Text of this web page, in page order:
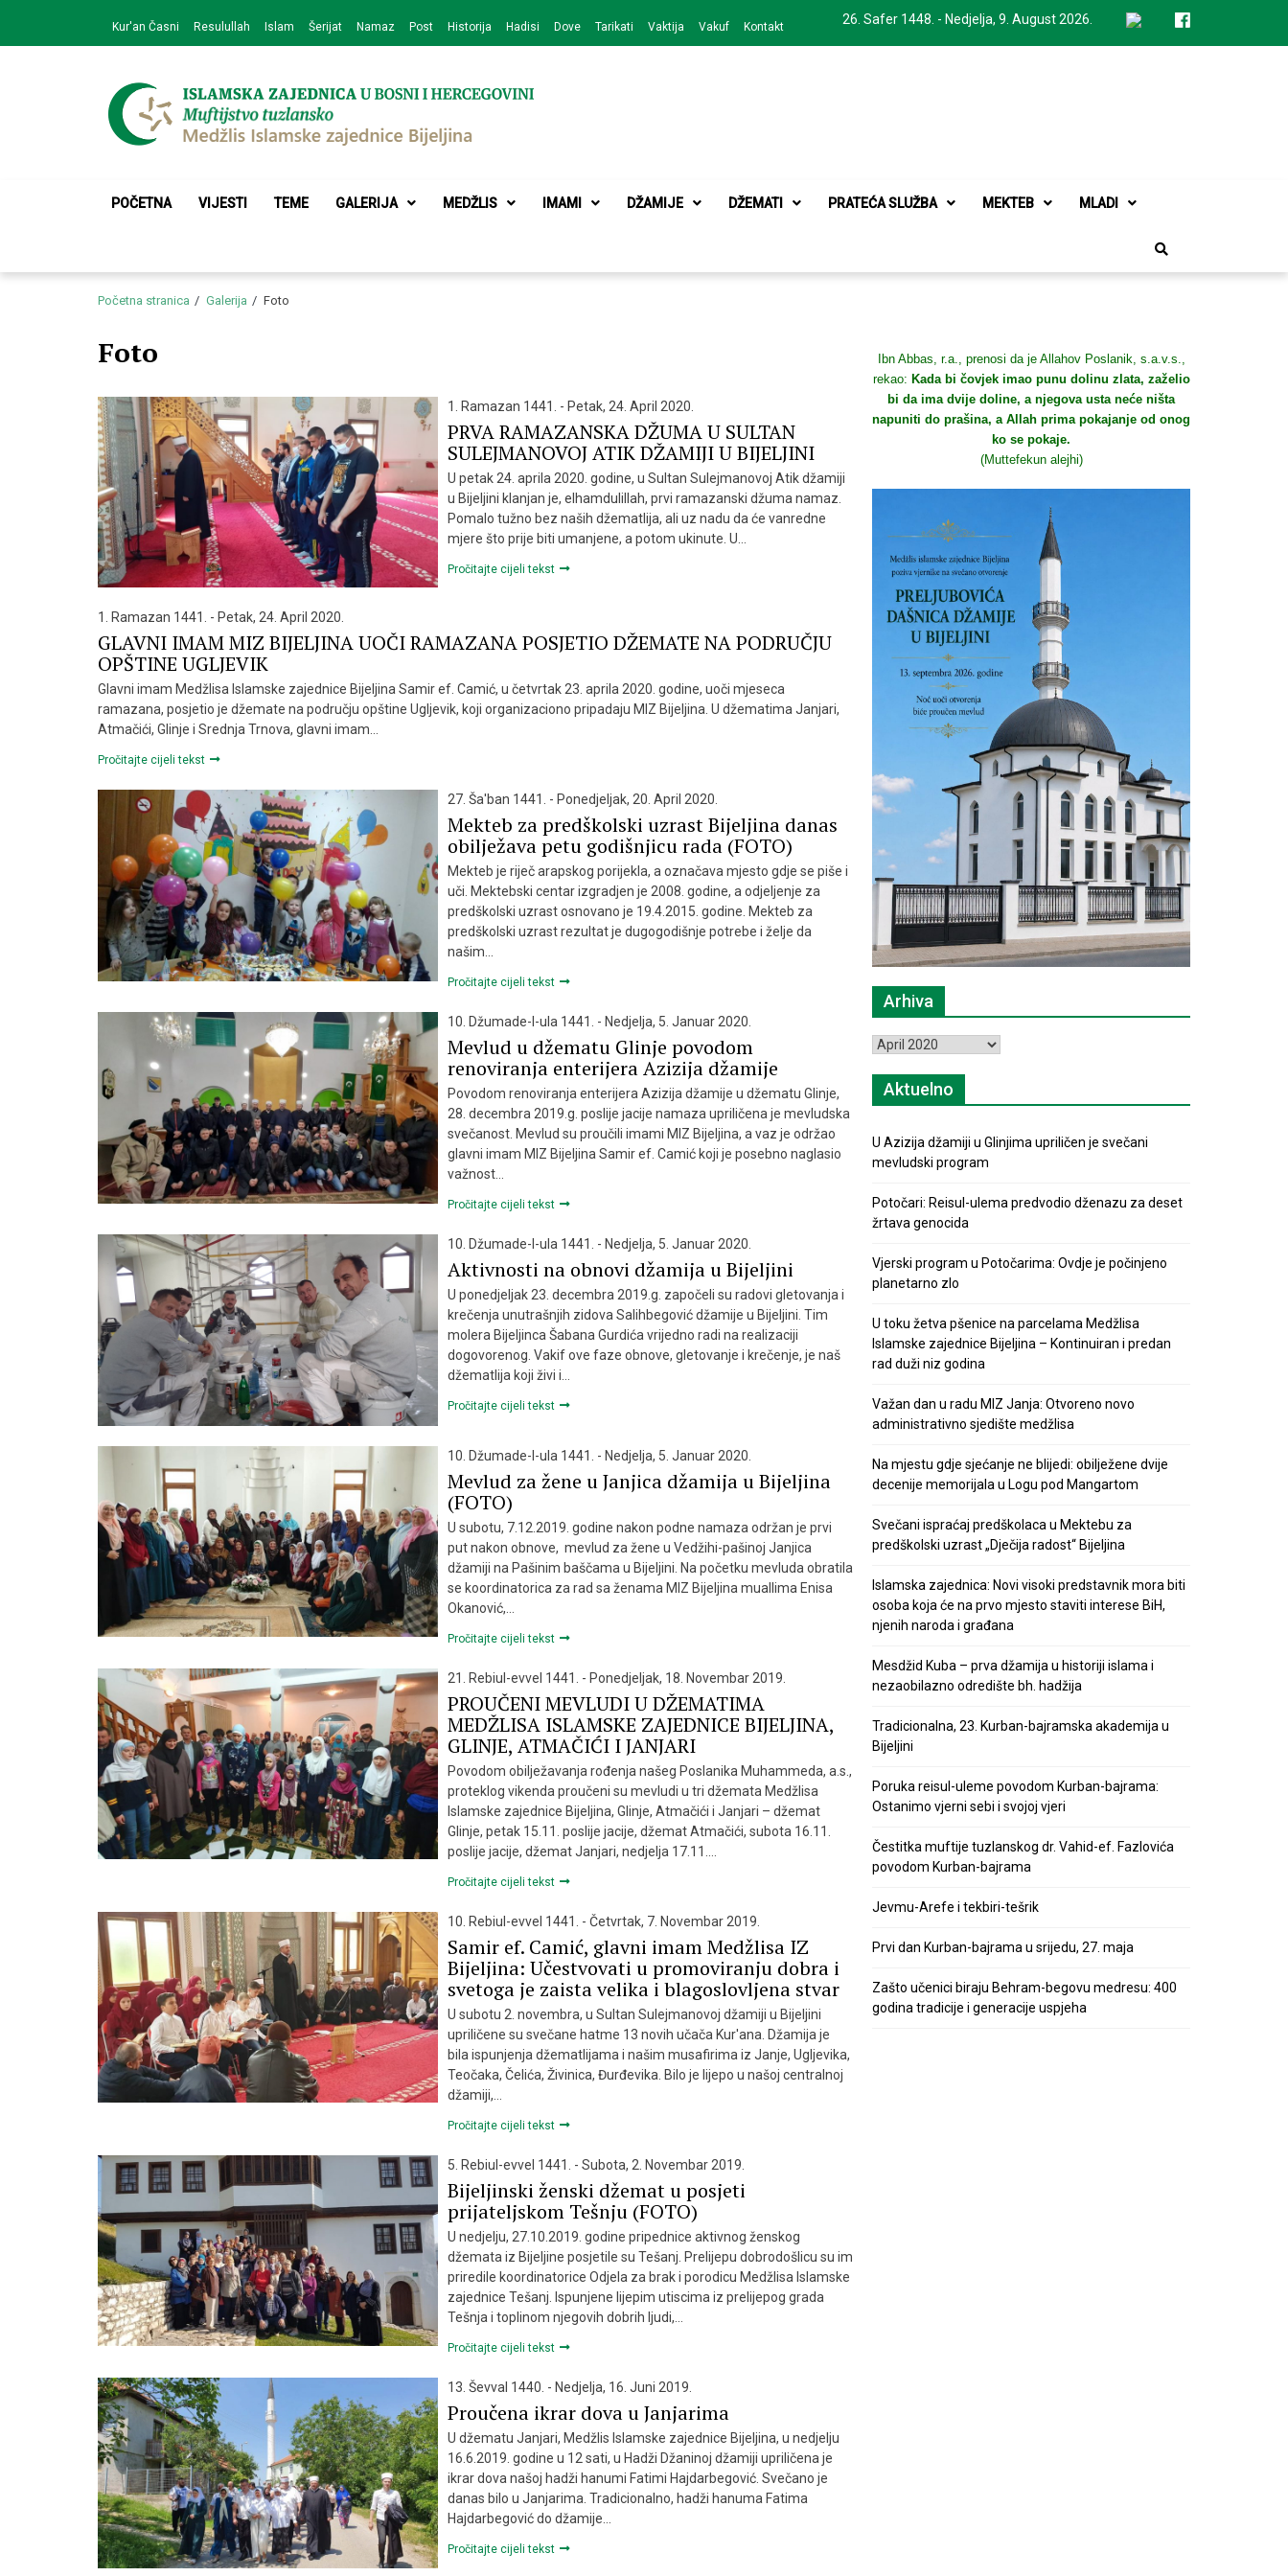
navigation
content
26. Safer 1448. - Nedjelja, 9. August 2026.
Kur'an Časni Resulullah Islam Šerijat Namaz Post Historija Hadisi Dove Tarikati Vaktija Vakuf Kontakt
Medžlis Islamske zajednice Bijeljina
POČETNA VIJESTI TEME GALERIJA MEDŽLIS IMAMI DŽAMIJE DŽEMATI PRATEĆA SLUŽBA MEKTEB MLADI
Početna stranica Galerija Foto
Foto
1. Ramazan 1441. - Petak, 24. April 2020.
PRVA RAMAZANSKA DŽUMA U SULTAN
SULEJMANOVOJ ATIK DŽAMIJI U BIJELJINI
U petak 24. aprila 2020. godine, u Sultan Sulejmanovoj Atik džamiji
u Bijeljini klanjan je, elhamdulillah, prvi ramazanski džuma namaz.
Pomalo tužno bez naših džematlija, ali uz nadu da će vanredne
mjere što prije biti umanjene, a potom ukinute. U…
Pročitajte cijeli tekst
1. Ramazan 1441. - Petak, 24. April 2020.
GLAVNI IMAM MIZ BIJELJINA UOČI RAMAZANA POSJETIO DŽEMATE NA PODRUČJU
OPŠTINE UGLJEVIK
Glavni imam Medžlisa Islamske zajednice Bijeljina Samir ef. Camić, u četvrtak 23. aprila 2020. godine, uoči mjeseca
ramazana, posjetio je džemate na području opštine Ugljevik, koji organizaciono pripadaju MIZ Bijeljina. U džematima Janjari,
Atmačići, Glinje i Srednja Trnova, glavni imam…
Pročitajte cijeli tekst
27. Ša'ban 1441. - Ponedjeljak, 20. April 2020.
Mekteb za predškolski uzrast Bijeljina danas
obilježava petu godišnjicu rada (FOTO)
Mekteb je riječ arapskog porijekla, a označava mjesto gdje se piše i
uči. Mektebski centar izgradjen je 2008. godine, a odjeljenje za
predškolski uzrast osnovano je 19.4.2015. godine. Mekteb za
predškolski uzrast rezultat je dugogodišnje potrebe i želje da
našim…
Pročitajte cijeli tekst
10. Džumade-l-ula 1441. - Nedjelja, 5. Januar 2020.
Mevlud u džematu Glinje povodom
renoviranja enterijera Azizija džamije
Povodom renoviranja enterijera Azizija džamije u džematu Glinje,
28. decembra 2019.g. poslije jacije namaza upriličena je mevludska
svečanost. Mevlud su proučili imami MIZ Bijeljina, a vaz je održao
glavni imam MIZ Bijeljina Samir ef. Camić koji je posebno naglasio
važnost…
Pročitajte cijeli tekst
10. Džumade-l-ula 1441. - Nedjelja, 5. Januar 2020.
Aktivnosti na obnovi džamija u Bijeljini
U ponedjeljak 23. decembra 2019.g. započeli su radovi gletovanja i
krečenja unutrašnjih zidova Salihbegović džamije u Bijeljini. Tim
molera Bijeljinca Šabana Gurdića vrijedno radi na realizaciji
dogovorenog. Vakif ove faze obnove, gletovanje i krečenje, je naš
džematlija koji živi i…
Pročitajte cijeli tekst
10. Džumade-l-ula 1441. - Nedjelja, 5. Januar 2020.
Mevlud za žene u Janjica džamija u Bijeljina
(FOTO)
U subotu, 7.12.2019. godine nakon podne namaza održan je prvi
put nakon obnove, mevlud za žene u Vedžihi-pašinoj Janjica
džamiji na Pašinim baščama u Bijeljini. Na početku mevluda obratila
se koordinatorica za rad sa ženama MIZ Bijeljina muallima Enisa
Okanović,…
Pročitajte cijeli tekst
21. Rebiul-evvel 1441. - Ponedjeljak, 18. Novembar 2019.
PROUČENI MEVLUDI U DŽEMATIMA
MEDŽLISA ISLAMSKE ZAJEDNICE BIJELJINA,
GLINJE, ATMAČIĆI I JANJARI
Povodom obilježavanja rođenja našeg Poslanika Muhammeda, a.s.,
proteklog vikenda proučeni su mevludi u tri džemata Medžlisa
Islamske zajednice Bijeljina, Glinje, Atmačići i Janjari – džemat
Glinje, petak 15.11. poslije jacije, džemat Atmačići, subota 16.11.
poslije jacije, džemat Janjari, nedjelja 17.11….
Pročitajte cijeli tekst
10. Rebiul-evvel 1441. - Četvrtak, 7. Novembar 2019.
Samir ef. Camić, glavni imam Medžlisa IZ
Bijeljina: Učestvovati u promoviranju dobra i
svetoga je zaista velika i blagoslovljena stvar
U subotu 2. novembra, u Sultan Sulejmanovoj džamiji u Bijeljini
upriličene su svečane hatme 13 novih učača Kur'ana. Džamija je
bila ispunjenja džematlijama i našim musafirima iz Janje, Ugljevika,
Teočaka, Čelića, Živinica, Đurđevika. Bilo je lijepo u našoj centralnoj
džamiji,…
Pročitajte cijeli tekst
5. Rebiul-evvel 1441. - Subota, 2. Novembar 2019.
Bijeljinski ženski džemat u posjeti
prijateljskom Tešnju (FOTO)
U nedjelju, 27.10.2019. godine pripednice aktivnog ženskog
džemata iz Bijeljine posjetile su Tešanj. Prelijepu dobrodošlicu su im
priredile koordinatorice Odjela za brak i porodicu Medžlisa Islamske
zajednice Tešanj. Ispunjene lijepim utiscima iz prelijepog grada
Tešnja i toplinom njegovih dobrih ljudi,…
Pročitajte cijeli tekst
13. Ševval 1440. - Nedjelja, 16. Juni 2019.
Proučena ikrar dova u Janjarima
U džematu Janjari, Medžlis Islamske zajednice Bijeljina, u nedjelju
16.6.2019. godine u 12 sati, u Hadži Džaninoj džamiji upriličena je
ikrar dova našoj hadži hanumi Fatimi Hajdarbegović. Svečano je
danas bilo u Janjarima. Tradicionalno, hadži hanuma Fatima
Hajdarbegović do džamije…
Pročitajte cijeli tekst
Ibn Abbas, r.a., prenosi da je Allahov Poslanik, s.a.v.s.,
rekao: Kada bi čovjek imao punu dolinu zlata, zaželio
bi da ima dvije doline, a njegova usta neće ništa
napuniti do prašina, a Allah prima pokajanje od onog
ko se pokaje.
(Muttefekun alejhi)
Arhiva
Arhiva
Aktuelno
U Azizija džamiji u Glinjima upriličen je svečani
mevludski program
Potočari: Reisul-ulema predvodio dženazu za deset
žrtava genocida
Vjerski program u Potočarima: Ovdje je počinjeno
planetarno zlo
U toku žetva pšenice na parcelama Medžlisa
Islamske zajednice Bijeljina – Kontinuiran i predan
rad duži niz godina
Važan dan u radu MIZ Janja: Otvoreno novo
administrativno sjedište medžlisa
Na mjestu gdje sjećanje ne blijedi: obilježene dvije
decenije memorijala u Logu pod Mangartom
Svečani ispraćaj predškolaca u Mektebu za
predškolski uzrast „Dječija radost“ Bijeljina
Islamska zajednica: Novi visoki predstavnik mora biti
osoba koja će na prvo mjesto staviti interese BiH,
njenih naroda i građana
Mesdžid Kuba – prva džamija u historiji islama i
nezaobilazno odredište bh. hadžija
Tradicionalna, 23. Kurban-bajramska akademija u
Bijeljini
Poruka reisul-uleme povodom Kurban-bajrama:
Ostanimo vjerni sebi i svojoj vjeri
Čestitka muftije tuzlanskog dr. Vahid-ef. Fazlovića
povodom Kurban-bajrama
Jevmu-Arefe i tekbiri-tešrik
Prvi dan Kurban-bajrama u srijedu, 27. maja
Zašto učenici biraju Behram-begovu medresu: 400
godina tradicije i generacije uspjeha